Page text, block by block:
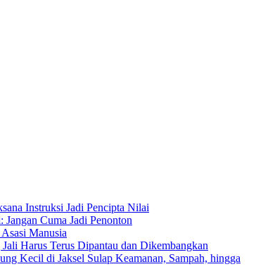
Instruksi Jadi Pencipta Nilai
Cuma Jadi Penonton
Manusia
Harus Terus Dipantau dan Dikembangkan
Kecil di Jaksel Sulap Keamanan, Sampah, hingga